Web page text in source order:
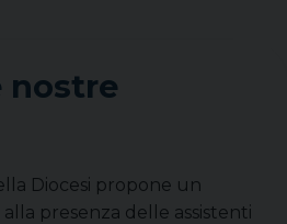
nostre
Diocesi propone un
presenza delle assistenti